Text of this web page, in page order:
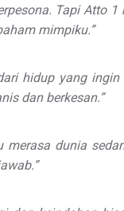
Tapi Atto
mimpiku.”
hidup yang
dan berkesan.”
dunia